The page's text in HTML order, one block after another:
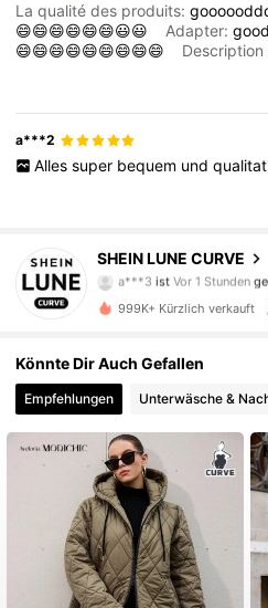
La qualité des produits:
😄😄😄😄😄😄😃😃
Adapter:good
😄😄😄😄😄😄😄😄😄
a***2
Alles super bequem und
SHEIN LUNE CURVE
a***3istVor 1 Stunden
z***o ist am
4,83
4,83 450K Follower
4,83 450K Follower
4,83 450K Follower
4,83 450K Follower
999K+ Kürzlich verkauft
Könnte Dir Auch Gefallen
Empfehlungen Unterwäsche &